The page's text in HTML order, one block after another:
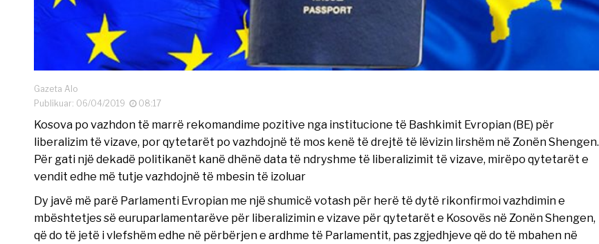
Gazeta Alo
Publikuar: 06/04/2019
08:17
Kosova po vazhdon të marrë rekomandime pozitive nga institucione të Bashkimit Evropian (BE) për
liberalizim të vizave, por qytetarët po vazhdojnë të mos kenë të drejtë të lëvizin lirshëm në Zonën Shengen.
Për gati një dekadë politikanët kanë dhënë data të ndryshme të liberalizimit të vizave, mirëpo qytetarët e
vendit edhe më tutje vazhdojnë të mbesin të izoluar
Dy javë më parë Parlamenti Evropian me një shumicë votash për herë të dytë rikonfirmoi vazhdimin e
mbështetjes së euruparlamentarëve për liberalizimin e vizave për qytetarët e Kosovës në Zonën Shengen,
që do të jetë i vlefshëm edhe në përbërjen e ardhme të Parlamentit, pas zgjedhjeve që do të mbahen në